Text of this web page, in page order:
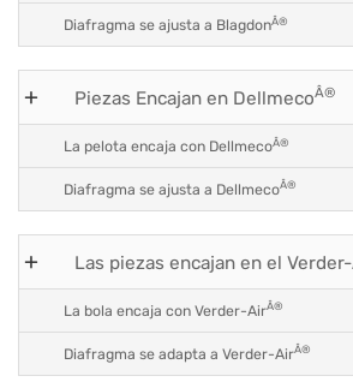
Diafragma se ajusta a BlagdonÂ®
Piezas Encajan en DellmecoÂ®
La pelota encaja con DellmecoÂ®
Diafragma se ajusta a DellmecoÂ®
Las piezas encajan en el
La bola encaja con Verder-AirÂ®
Diafragma se adapta a Verder-AirÂ®